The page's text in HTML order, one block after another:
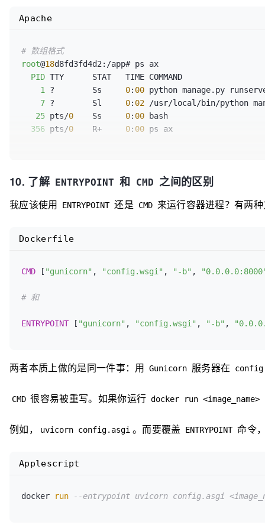
# 数组格式
root@18d8fd3fd4d2:/app# ps ax
PID TTY      STAT   TIME COMMAND
1
?        Ss 0: 00 python manage.py
7 ?        Sl 0: 02 /usr/local/bin/python
25 pts/0 Ss 0: 00 bash
356 pts/0 R+ 0: 00 ps ax
root@ede24a5ef536:/app# ps ax
1 ?        Ss 0: 00 /bin/sh -c python
Apache
10. 了解 ENTRYPOINT 和 CMD 之间的区别
我应该使用 ENTRYPOINT 还是 CMD 来运行容器进程？有两
CMD [ "gunicorn" , "config.wsgi" , "-b" ,
# 和
ENTRYPOINT [ "gunicorn" , "config.wsgi" , "-b" ,
Dockerfile
两者本质上做的是同一件事：用 Gunicorn 服务器在
CMD 很容易被重写。如果你运行 docker run
例如， uvicorn config.asgi 。而要覆盖 ENTRYPOINT 命令
docker run --entrypoint uvicorn config.asgi
Applescript